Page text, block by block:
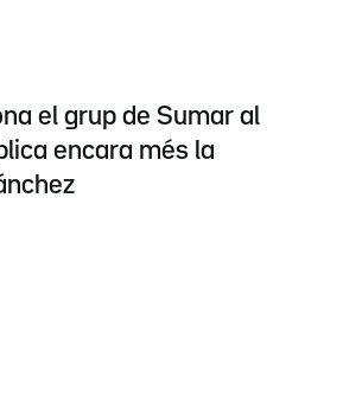
el grup de Sumar al
encara més la